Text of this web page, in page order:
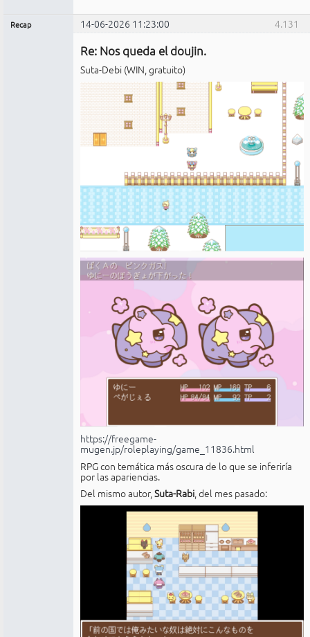
4.131
Recap 14-06-2026 11:23:00
Re: Nos queda el doujin.
Suta-Debi (WIN, gratuito)
https://freegame-
mugen.jp/roleplaying/game_11836.html
RPG con temática más oscura de lo que se inferiría
por las apariencias.
Del mismo autor,Suta-Rabi, del mes pasado: